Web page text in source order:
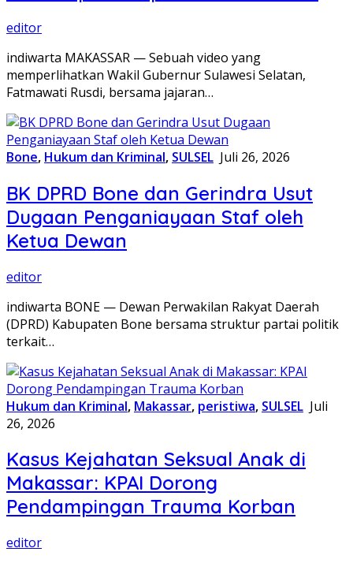
editor
indiwarta MAKASSAR — Sebuah video yang
memperlihatkan Wakil Gubernur Sulawesi Selatan,
Fatmawati Rusdi, bersama jajaran…
Bone, Hukum dan Kriminal, SULSEL Juli 26, 2026
BK DPRD Bone dan Gerindra Usut
Dugaan Penganiayaan Staf oleh
Ketua Dewan
editor
indiwarta BONE — Dewan Perwakilan Rakyat Daerah
(DPRD) Kabupaten Bone bersama struktur partai politik
terkait…
Hukum dan Kriminal, Makassar, peristiwa, SULSEL Juli
26, 2026
Kasus Kejahatan Seksual Anak di
Makassar: KPAI Dorong
Pendampingan Trauma Korban
editor